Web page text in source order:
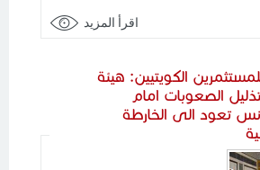
اقرأ المزيد
الكويتيين: هيئة
الصعوبات امام
تعود الى الخارطة